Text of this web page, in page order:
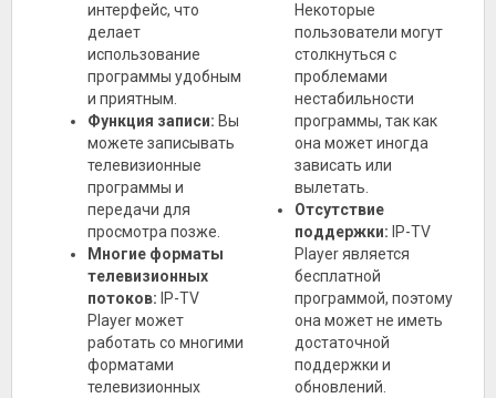
интерфейс, что
делает
использование
программы удобным
и приятным.
Функция записи: Вы
можете записывать
телевизионные
программы и
передачи для
просмотра позже.
Многие форматы
телевизионных
потоков: IP-TV
Player может
работать со многими
форматами
телевизионных
Некоторые
пользователи могут
столкнуться с
проблемами
нестабильности
программы, так как
она может иногда
зависать или
вылетать.
Отсутствие
поддержки: IP-TV
Player является
бесплатной
программой, поэтому
она может не иметь
достаточной
поддержки и
обновлений.